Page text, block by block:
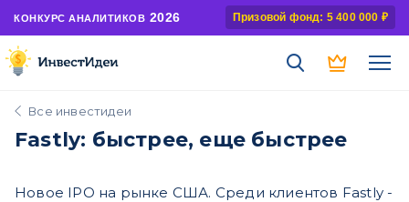
КОНКУРС АНАЛИТИКОВ 2026 Призовой фонд: 5 400 000 ₽
Все инвестидеи
Fastly: быстрее, еще быстрее
Новое IPO на рынке США. Среди клиентов Fastly -